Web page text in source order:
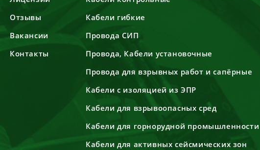
Отзывы
Вакансии
Контакты
Кабели гибкие
Провода СИП
Провода, Кабели установочные
Провода для взрывных работ и сапёрные
Кабели с изоляцией из ЭПР
Кабели для взрывоопасных сред
Кабели для горнорудной промышленности
Кабели для активных сейсмических зон